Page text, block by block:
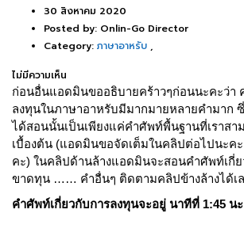
30 สิงหาคม 2020
Posted by: Onlin-Go Director
Category: ภาษาอาหรับ ,
ไม่มีความเห็น
ก่อนอื่นแอดมินขออธิบายคร้าวๆก่อนนะคะว่า
ลงทุนในภาษาอาหรับมีมากมายหลายคำมาก
ได้สอนนั้นเป็นเพียงแค่คำศัพท์พื้นฐานที่เราสา
เบื้องต้น (แอดมินขอจัดเต็มในคลิปต่อไปนะค
คะ) ในคลิปด้านล้างแอดมินจะสอนคำศัพท์เกี่ย
ขาดทุน …… คำอื่นๆ ติดตามคลิปข้างล้างได้เ
คำศัพท์เกี่ยวกับการลงทุนจะอยู่ นาทีที่ 1:45 น